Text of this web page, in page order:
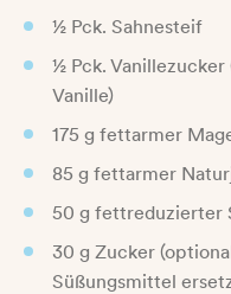
½ Pck. Sahnesteif
½ Pck. Vanillezucker
Vanille)
175 g fettarmer
85 g fettarmer
50 g fettreduzierter
30 g Zucker
Süßungsmittel